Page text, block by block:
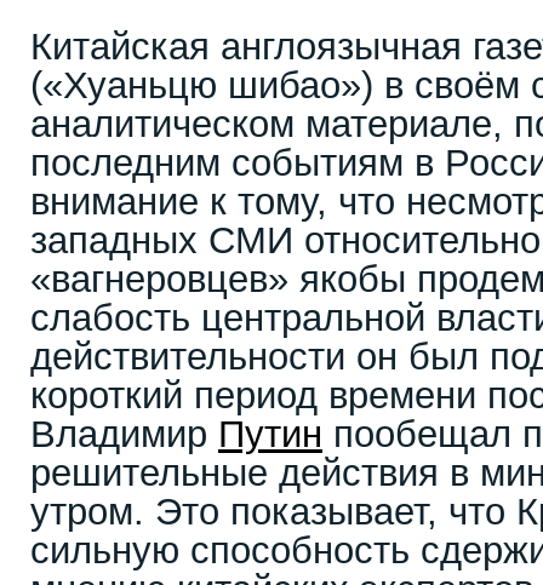
Китайская англоязычная
(«Хуаньцю шибао») в своëм
аналитическом материале,
последним событиям в
внимание к тому, что
западных СМИ
«вагнеровцев» якобы
слабость центральной
действительности он был
короткий период времени
Владимир Путин пообещал
решительные действия в
утром. Это показывает, что
сильную способность